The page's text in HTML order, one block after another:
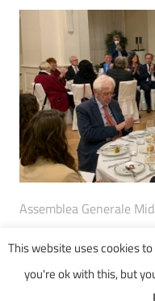
Assemblea Generale
1 2
This website uses cookies
you're ok with this, but